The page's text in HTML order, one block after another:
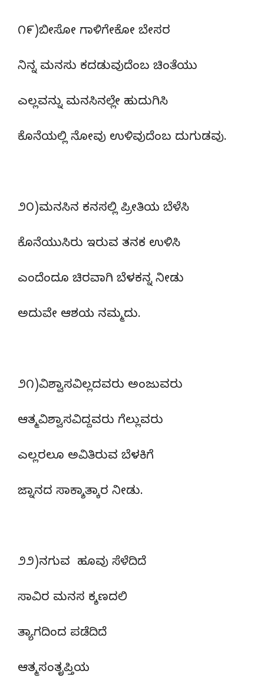
೧೯)ಬೀಸೋ ಗಾಳಿಗೇಕೋ ಬೇಸರ
ನಿನ್ನ ಮನಸು ಕದಡುವುದೆಂಬ ಚಿಂತೆಯು
ಎಲ್ಲವನ್ನು ಮನಸಿನಲ್ಲೇ ಹುದುಗಿಸಿ
ಕೊನೆಯಲ್ಲಿ ನೋವು ಉಳಿವುದೆಂಬ ದುಗುಡವು.
೨೦)ಮನಸಿನ ಕನಸಲ್ಲಿ ಪ್ರೀತಿಯ ಬೆಳೆಸಿ
ಕೊನೆಯುಸಿರು ಇರುವ ತನಕ ಉಳಿಸಿ
ಎಂದೆಂದೂ ಚಿರವಾಗಿ ಬೆಳಕನ್ನ ನೀಡು
ಅದುವೇ ಆಶಯ ನಮ್ಮದು.
೨೧)ವಿಶ್ವಾಸವಿಲ್ಲದವರು ಅಂಜುವರು
ಆತ್ಮವಿಶ್ವಾಸವಿದ್ದವರು ಗೆಲ್ಲುವರು
ಎಲ್ಲರಲೂ ಅವಿತಿರುವ ಬೆಳಕಿಗೆ
ಜ್ನಾನದ ಸಾಕ್ಶಾತ್ಕಾರ ನೀಡು.
೨೨)ನಗುವ ಹೂವು ಸೆಳೆದಿದೆ
ಸಾವಿರ ಮನಸ ಕ್ಶಣದಲಿ
ತ್ಯಾಗದಿಂದ ಪಡೆದಿದೆ
ಆತ್ಮಸಂತೃಪ್ತಿಯ